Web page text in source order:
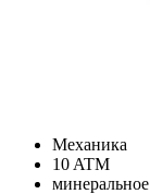
Механика
10 ATM
минеральное